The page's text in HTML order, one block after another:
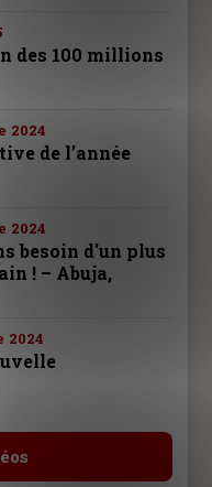
des 100 millions
2024
de l’année
2024
besoin d'un plus
! – Abuja,
2024